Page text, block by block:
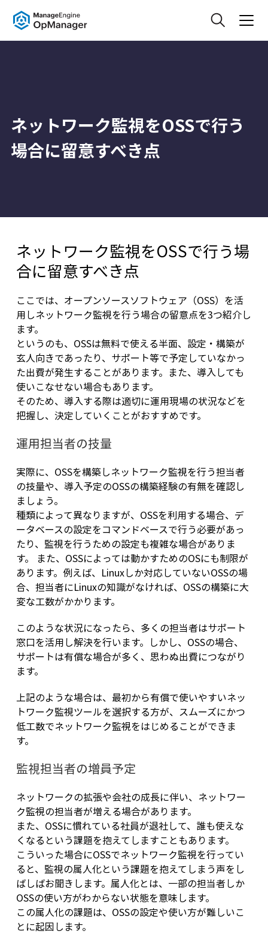
ネットワーク監視をOSSで行う
場合に留意すべき点
ネットワーク監視をOSSで行う場
合に留意すべき点
ここでは、オープンソースソフトウェア（OSS）を活
用しネットワーク監視を行う場合の留意点を3つ紹介し
ます。
というのも、OSSは無料で使える半面、設定・構築が
玄人向きであったり、サポート等で予定していなかっ
た出費が発生することがあります。また、導入しても
使いこなせない場合もあります。
そのため、導入する際は適切に運用現場の状況などを
把握し、決定していくことがおすすめです。
運用担当者の技量
実際に、OSSを構築しネットワーク監視を行う担当者
の技量や、導入予定のOSSの構築経験の有無を確認し
ましょう。
種類によって異なりますが、OSSを利用する場合、デ
ータベースの設定をコマンドベースで行う必要があっ
たり、監視を行うための設定も複雑な場合がありま
す。 また、OSSによっては動かすためのOSにも制限が
あります。例えば、Linuxしか対応していないOSSの場
合、担当者にLinuxの知識がなければ、OSSの構築に大
変な工数がかかります。
このような状況になったら、多くの担当者はサポート
窓口を活用し解決を行います。しかし、OSSの場合、
サポートは有償な場合が多く、思わぬ出費につながり
ます。
上記のような場合は、最初から有償で使いやすいネッ
トワーク監視ツールを選択する方が、スムーズにかつ
低工数でネットワーク監視をはじめることができま
す。
監視担当者の増員予定
ネットワークの拡張や会社の成長に伴い、ネットワー
ク監視の担当者が増える場合があります。
また、OSSに慣れている社員が退社して、誰も使えな
くなるという課題を抱えてしますこともあります。
こういった場合にOSSでネットワーク監視を行ってい
ると、監視の属人化という課題を抱えてしまう声をし
ばしばお聞きします。属人化とは、一部の担当者しか
OSSの使い方がわからない状態を意味します。
この属人化の課題は、OSSの設定や使い方が難しいこ
とに起因します。